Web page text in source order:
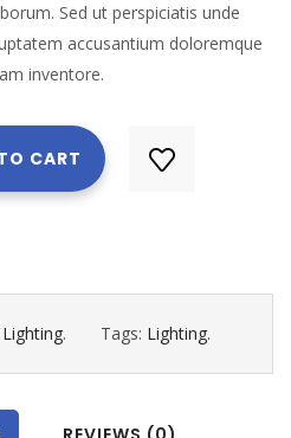
Sed ut perspiciatis unde
accusantium doloremque
inventore.
CART
Lighting. Tags: Lighting.